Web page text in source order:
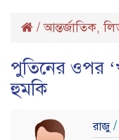
/আন্তর্জাতিক,
পুতিনের ওপর
হুমকি
রাজু